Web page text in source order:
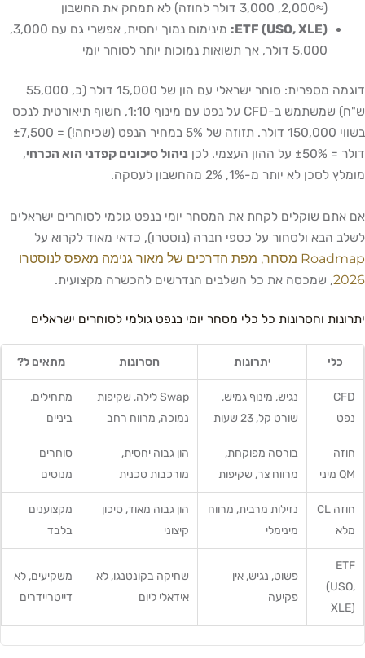
(≈2,000, 3,000 דולר לחוזה) לא תמחק את החשבון
ETF (USO, XLE):
מינימום נמוך יחסית, אפשרי גם עם 3,000,
5,000 דולר, אך תשואות נמוכות יותר לסוחר יומי
דוגמה מספרית: סוחר ישראלי עם הון של 15,000 דולר (כ, 55,000
ש"ח) שמשתמש ב-CFD על נפט עם מינוף 1:10, חשוף תיאורטית לנכס
בשווי 150,000 דולר. תזוזה של 5% במחיר הנפט (שכיחה!) = ±7,500
דולר = ±50% על ההון העצמי. לכן
ניהול סיכונים קפדני הוא הכרחי,
מומלץ לסכן לא יותר מ-1%, 2% מהחשבון לעסקה.
אם אתם שוקלים לקחת את המסחר יומי בנפט גולמי לסוחרים ישראלים
לשלב הבא ולסחור על כספי חברה (נוסטרו), כדאי מאוד לקרוא על
Roadmap מסחר, מפת הדרכים של מאור גנימה מאפס לנוסטרו
2026, שמכסה את כל השלבים הנדרשים להכשרה מקצועית.
יתרונות וחסרונות כל כלי מסחר יומי בנפט גולמי לסוחרים ישראלים
כלי יתרונות חסרונות מתאים ל?
CFD
נפט
נגיש, מינוף גמיש,
שורט קל, 23 שעות
Swap לילה, שקיפות
נמוכה, מרווח רחב
מתחילים,
ביניים
חוזה
QM מיני
בורסה מפוקחת,
מרווח צר, שקיפות
הון גבוה יחסית,
מורכבות טכנית
סוחרים
מנוסים
חוזה CL
מלא
נזילות מרבית, מרווח
מינימלי
הון גבוה מאוד, סיכון
קיצוני
מקצוענים
בלבד
ETF
(USO,
XLE)
פשוט, נגיש, אין
פקיעה
שחיקה בקונטנגו, לא
אידאלי ליום
משקיעים, לא
דייטריידרים